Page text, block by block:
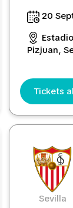
20
Pizjuan,
Tickets
Sevilla